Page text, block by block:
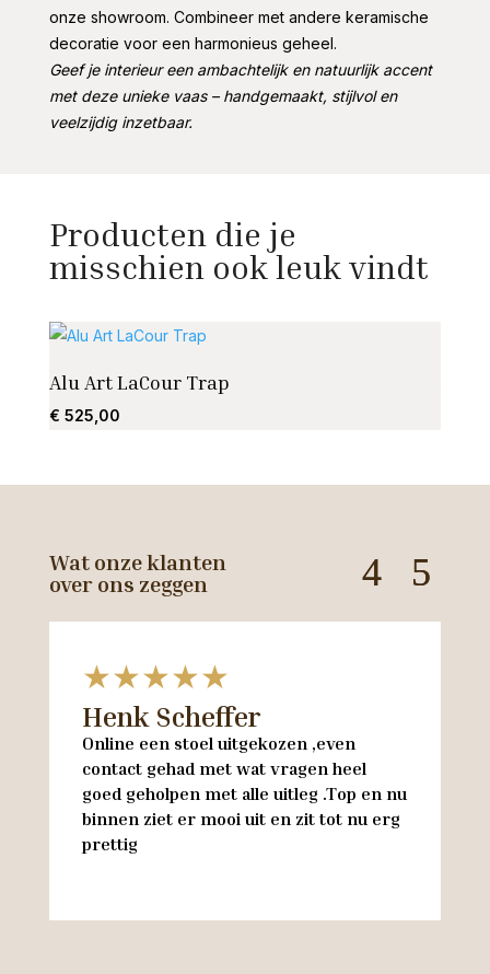
onze showroom. Combineer met andere keramische
decoratie voor een harmonieus geheel.
Geef je interieur een ambachtelijk en natuurlijk accent
met deze unieke vaas – handgemaakt, stijlvol en
veelzijdig inzetbaar.
Producten die je
misschien ook leuk vindt
Alu Art LaCour Trap
€ 525,00
Wat onze klanten
over ons zeggen
★★★★★
Henk Scheffer
Online een stoel uitgekozen ,even
contact gehad met wat vragen heel
goed geholpen met alle uitleg .Top en nu
binnen ziet er mooi uit en zit tot nu erg
prettig